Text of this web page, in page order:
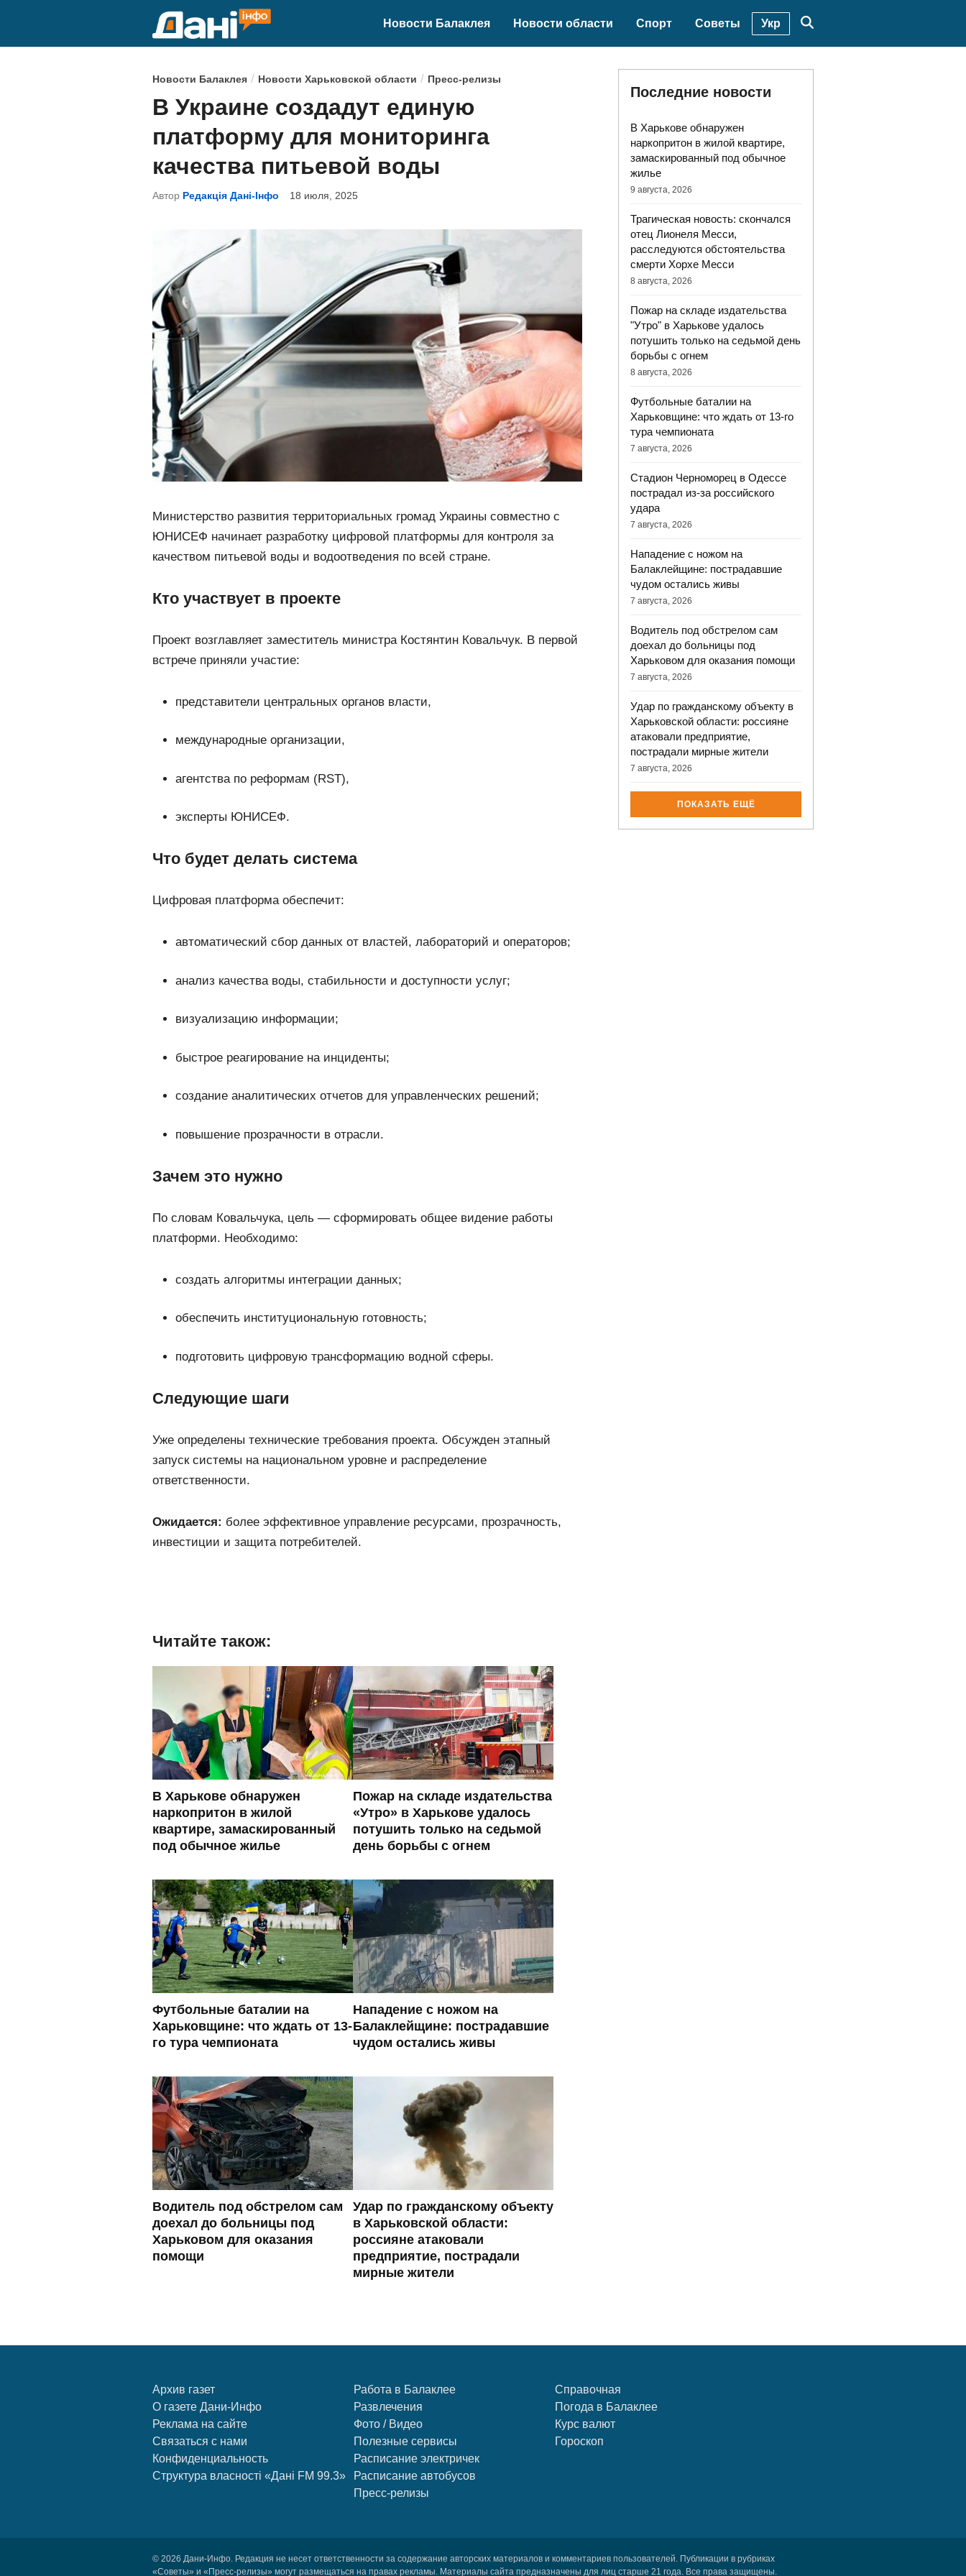
Новости Балаклея Новости области Спорт Советы Укр
О
п
у
б
л
и
к
о
в
Новости Балаклея / Новости Харьковской области / Пресс-релизы
В Украине создадут единую
платформу для мониторинга
качества питьевой воды
Автор Редакція Дані-Інфо 18 июля, 2025
Министерство развития территориальных громад Украины совместно с
ЮНИСЕФ начинает разработку цифровой платформы для контроля за
качеством питьевой воды и водоотведения по всей стране.
Кто участвует в проекте
Проект возглавляет заместитель министра Костянтин Ковальчук. В первой
встрече приняли участие:
представители центральных органов власти,
международные организации,
агентства по реформам (RST),
эксперты ЮНИСЕФ.
Что будет делать система
Цифровая платформа обеспечит:
автоматический сбор данных от властей, лабораторий и операторов;
анализ качества воды, стабильности и доступности услуг;
визуализацию информации;
быстрое реагирование на инциденты;
создание аналитических отчетов для управленческих решений;
повышение прозрачности в отрасли.
Зачем это нужно
По словам Ковальчука, цель — сформировать общее видение работы
платформи. Необходимо:
создать алгоритмы интеграции данных;
обеспечить институциональную готовность;
подготовить цифровую трансформацию водной сферы.
Следующие шаги
Уже определены технические требования проекта. Обсужден этапный
запуск системы на национальном уровне и распределение
ответственности.
Ожидается: более эффективное управление ресурсами, прозрачность,
инвестиции и защита потребителей.
Читайте також:
В Харькове обнаружен
наркопритон в жилой
квартире, замаскированный
под обычное жилье
Пожар на складе издательства
«Утро» в Харькове удалось
потушить только на седьмой
день борьбы с огнем
Футбольные баталии на
Харьковщине: что ждать от 13-
го тура чемпионата
Нападение с ножом на
Балаклейщине: пострадавшие
чудом остались живы
Водитель под обстрелом сам
доехал до больницы под
Харьковом для оказания
помощи
Удар по гражданскому объекту
в Харьковской области:
россияне атаковали
предприятие, пострадали
мирные жители
Последние новости
В Харькове обнаружен
наркопритон в жилой квартире,
замаскированный под обычное
жилье
9 августа, 2026
Трагическая новость: скончался
отец Лионеля Месси,
расследуются обстоятельства
смерти Хорхе Месси
8 августа, 2026
Пожар на складе издательства
"Утро" в Харькове удалось
потушить только на седьмой день
борьбы с огнем
8 августа, 2026
Футбольные баталии на
Харьковщине: что ждать от 13-го
тура чемпионата
7 августа, 2026
Стадион Черноморец в Одессе
пострадал из-за российского
удара
7 августа, 2026
Нападение с ножом на
Балаклейщине: пострадавшие
чудом остались живы
7 августа, 2026
Водитель под обстрелом сам
доехал до больницы под
Харьковом для оказания помощи
7 августа, 2026
Удар по гражданскому объекту в
Харьковской области: россияне
атаковали предприятие,
пострадали мирные жители
7 августа, 2026
ПОКАЗАТЬ ЕЩЁ
Архив газет
О газете Дани-Инфо
Реклама на сайте
Связаться с нами
Конфиденциальность
Структура власності «Дані FM 99.3»
Работа в Балаклее
Развлечения
Фото / Видео
Полезные сервисы
Расписание электричек
Расписание автобусов
Пресс-релизы
Справочная
Погода в Балаклее
Курс валют
Гороскоп
© 2026 Дани-Инфо. Редакция не несет ответственности за содержание авторских материалов и комментариев пользователей. Публикации в рубриках
«Советы» и «Пресс-релизы» могут размещаться на правах рекламы. Материалы сайта предназначены для лиц старше 21 года. Все права защищены.